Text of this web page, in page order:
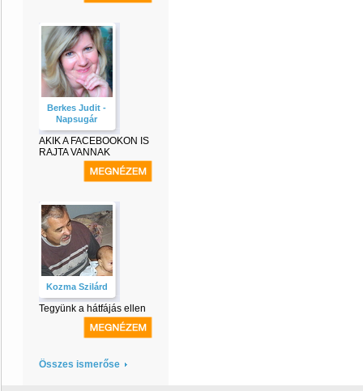
Berkes Judit -
Napsugár
AKIK A FACEBOOKON IS
RAJTA VANNAK
Kozma Szilárd
Tegyünk a hátfájás ellen
Összes ismerőse